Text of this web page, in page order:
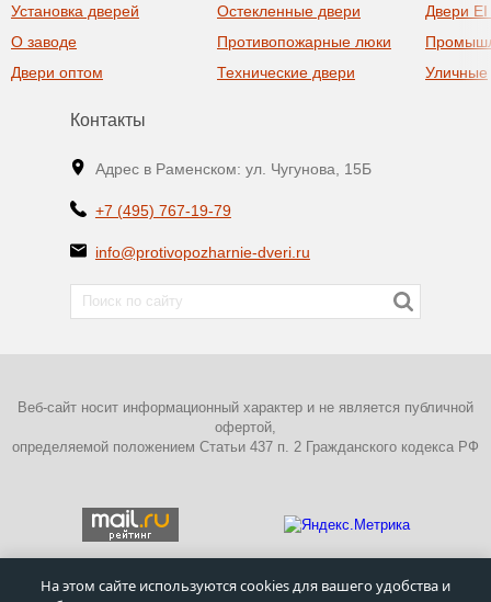
Установка дверей
О заводе
Двери оптом
Остекленные двери
Противопожарные люки
Технические двери
Двери
Уличные
Контакты
Адрес в Раменском: ул. Чугунова, 15Б
+7 (495) 767-19-79
info@protivopozharnie-dveri.ru
Веб-сайт носит информационный характер и не является публичной
офертой,
определяемой положением Статьи 437 п. 2 Гражданского кодекса РФ
На этом сайте используются cookies для вашего удобства и